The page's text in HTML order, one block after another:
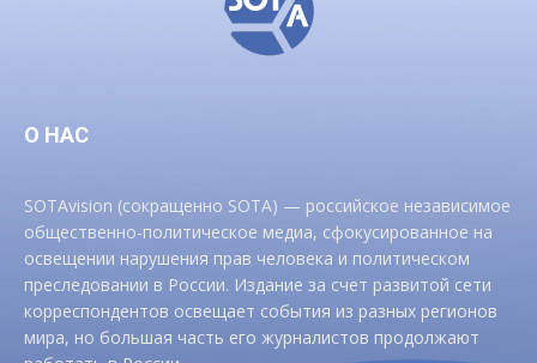
О НАС
SOTAvision (сокращенно SOTA) — российское независимое
общественно-политическое медиа, сфокусированное на
освещении нарушения прав человека и политическом
преследовании в России. Издание за счет развитой сети
корреспондентов освещает события из разных регионов
мира, но большая часть его журналистов продолжают